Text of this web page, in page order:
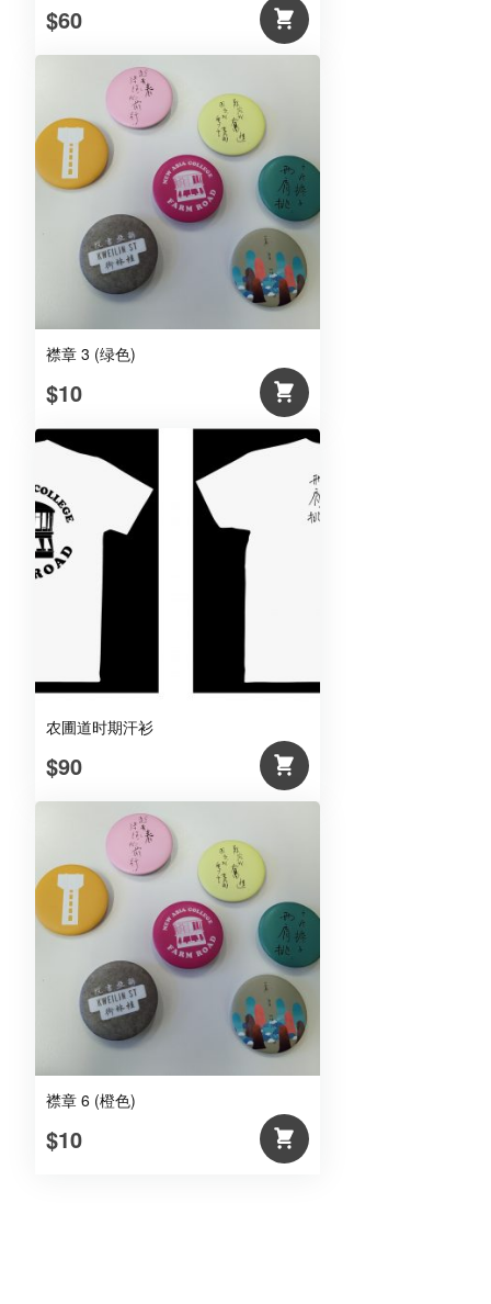
$60
襟章 3 (绿色)
$10
农圃道时期汗衫
$90
襟章 6 (橙色)
$10